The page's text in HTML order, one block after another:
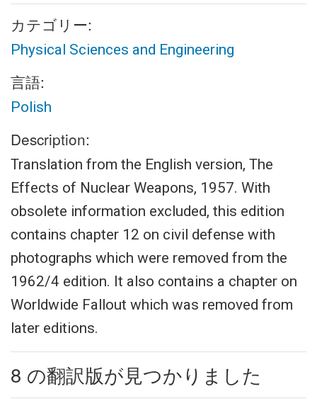
カテゴリー:
Physical Sciences and Engineering
言語:
Polish
Description:
Translation from the English version, The
Effects of Nuclear Weapons, 1957. With
obsolete information excluded, this edition
contains chapter 12 on civil defense with
photographs which were removed from the
1962/4 edition. It also contains a chapter on
Worldwide Fallout which was removed from
later editions.
8 の翻訳版が見つかりました